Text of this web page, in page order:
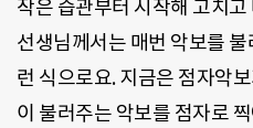
작은 습관부터 시작해 고치
선생님께서는 매번 악보를 불
런 식으로요. 지금은 점자악
이 불러주는 악보를 점자로